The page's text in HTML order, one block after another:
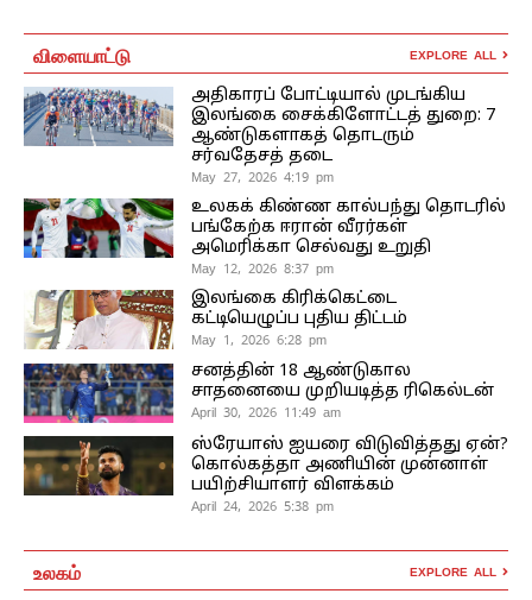
விளையாட்டு EXPLORE ALL
அதிகாரப் போட்டியால் முடங்கிய
இலங்கை சைக்கிளோட்டத் துறை: 7
ஆண்டுகளாகத் தொடரும்
சர்வதேசத் தடை
May 27, 2026 4:19 pm
உலகக் கிண்ண கால்பந்து தொடரில்
பங்கேற்க ஈரான் வீரர்கள்
அமெரிக்கா செல்வது உறுதி
May 12, 2026 8:37 pm
இலங்கை கிரிக்கெட்டை
கட்டியெழுப்ப புதிய திட்டம்
May 1, 2026 6:28 pm
சனத்தின் 18 ஆண்டுகால
சாதனையை முறியடித்த ரிகெல்டன்
April 30, 2026 11:49 am
ஸ்ரேயாஸ் ஐயரை விடுவித்தது ஏன்?
கொல்கத்தா அணியின் முன்னாள்
பயிற்சியாளர் விளக்கம்
April 24, 2026 5:38 pm
உலகம் EXPLORE ALL